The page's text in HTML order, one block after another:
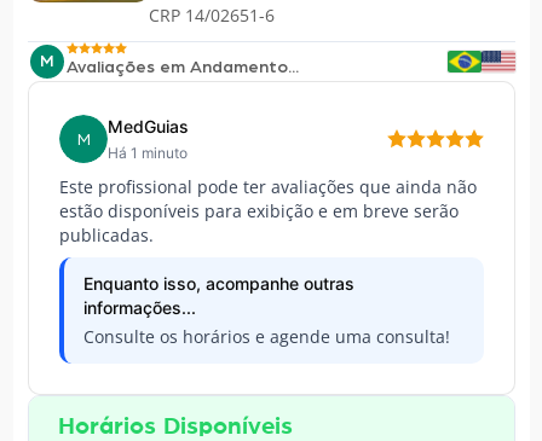
CRP 14/02651-6
M Avaliações em Andamento...
M
MedGuias
Há 1 minuto
Este profissional pode ter avaliações que ainda não
estão disponíveis para exibição e em breve serão
publicadas.
Enquanto isso, acompanhe outras
informações...
Consulte os horários e agende uma consulta!
Horários Disponíveis